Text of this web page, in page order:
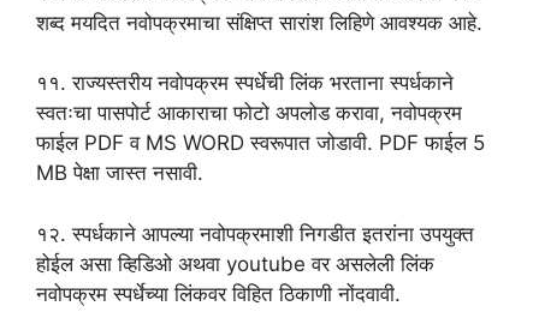
शब्द मयदित नवोपक्रमाचा संक्षिप्त सारांश लिहिणे आवश्यक आहे.
११. राज्यस्तरीय नवोपक्रम स्पर्धेची लिंक भरताना स्पर्धकाने
स्वतःचा पासपोर्ट आकाराचा फोटो अपलोड करावा, नवोपक्रम
फाईल PDF व MS WORD स्वरूपात जोडावी. PDF फाईल 5
MB पेक्षा जास्त नसावी.
१२. स्पर्धकाने आपल्या नवोपक्रमाशी निगडीत इतरांना उपयुक्त
होईल असा व्हिडिओ अथवा youtube वर असलेली लिंक
नवोपक्रम स्पर्धेच्या लिंकवर विहित ठिकाणी नोंदवावी.